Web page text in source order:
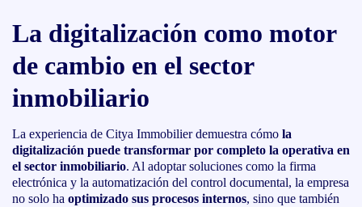
La digitalización como motor
de cambio en el sector
inmobiliario
La experiencia de Citya Immobilier demuestra cómo la
digitalización puede transformar por completo la operativa en
el sector inmobiliario. Al adoptar soluciones como la firma
electrónica y la automatización del control documental, la empresa
no solo ha optimizado sus procesos internos, sino que también